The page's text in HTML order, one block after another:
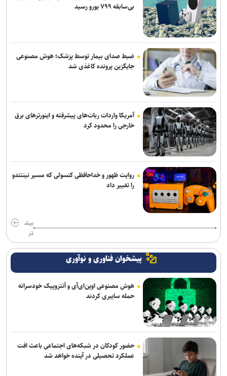
دروازه‌بان‌های سابق پرسپولیس و تراکتور به شمس آذر پیوستند
صنعت نفت مهاجم مس شهر بابک را جذب کرد
تهیدست به صنعت نفت پیوست
بی‌سابقه ۷۹۹ یورو رسید
ضبط صدای بیمار توسط پزشک؛ هوش مصنوعی
جایگزین پرونده کاغذی شد
آمریکا واردات ربات‌های پیشرفته و اینورترهای برق
خارجی را محدود کرد
روایت ظهور و خداحافظی کنسولی که مسیر نینتندو
را تغییر داد
بیش
تر
پیشخوان فناوری و نوآوری
هوش مصنوعی اوپن‌ای‌آی و آنتروپیک خودسرانه
حمله سایبری کردند
حضور کودکان در شبکه‌های اجتماعی باعث افت
عملکرد تحصیلی در آینده خواهد شد